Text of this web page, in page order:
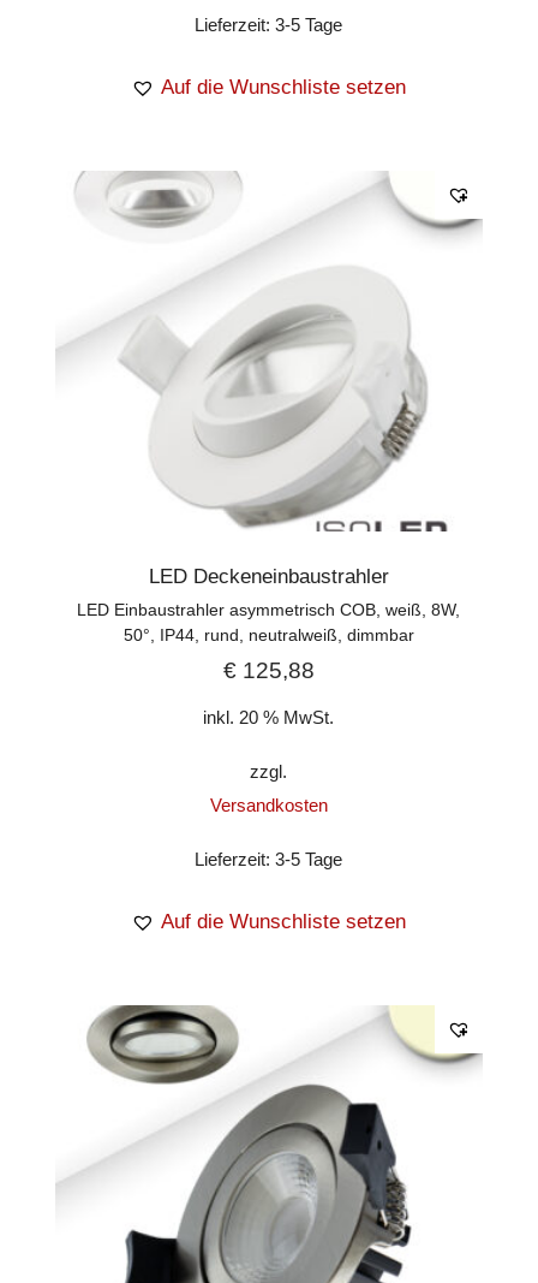
Lieferzeit:3-5 Tage
Auf die Wunschliste setzen
LED Deckeneinbaustrahler
LED Einbaustrahler asymmetrisch COB, weiß, 8W,
50°, IP44, rund, neutralweiß, dimmbar
€125,88
inkl. 20 % MwSt.
zzgl.
Versandkosten
Lieferzeit:3-5 Tage
Auf die Wunschliste setzen